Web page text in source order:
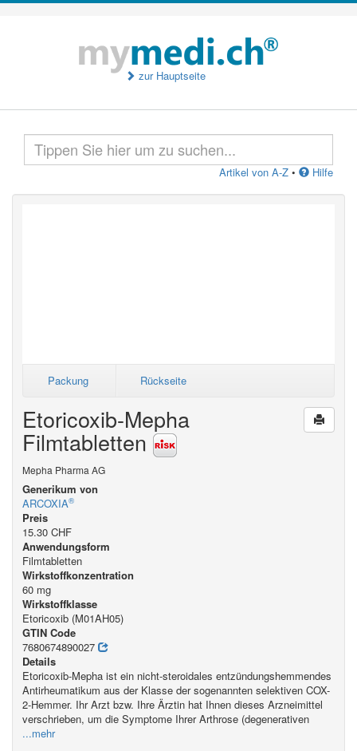
zur Hauptseite
Artikel von A-Z • Hilfe
Packung Rückseite
Etoricoxib-Mepha
Filmtabletten
Mepha Pharma AG
Generikum von
ARCOXIA®
Preis
15.30 CHF
Anwendungsform
Filmtabletten
Wirkstoffkonzentration
60 mg
Wirkstoffklasse
Etoricoxib (M01AH05)
GTIN Code
7680674890027
Details
Etoricoxib-Mepha ist ein nicht-steroidales entzündungshemmendes
Antirheumatikum aus der Klasse der sogenannten selektiven COX-
2-Hemmer. Ihr Arzt bzw. Ihre Ärztin hat Ihnen dieses Arzneimittel
verschrieben, um die Symptome Ihrer Arthrose (degenerativen
...mehr